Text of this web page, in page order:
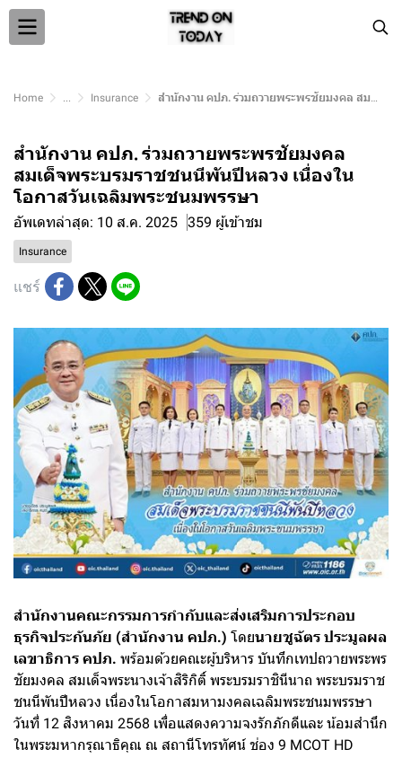
Home ... Insurance สำนักงาน คปภ. ร่วมถวายพระพรชัยมงคล สมเด็จพระบรมราชชนนีพันปีหลวง เนื่องในโอกาสวันเฉลิมพระชนมพรรษา
สำนักงาน คปภ. ร่วมถวายพระพรชัยมงคล
สมเด็จพระบรมราชชนนีพันปีหลวง เนื่องใน
โอกาสวันเฉลิมพระชนมพรรษา
อัพเดทล่าสุด: 10 ส.ค. 2025 359 ผู้เข้าชม
Insurance
แชร์
สำนักงานคณะกรรมการกำกับและส่งเสริมการประกอบ
ธุรกิจประกันภัย (สำนักงาน คปภ.) โดยนายชูฉัตร ประมูลผล
เลขาธิการ คปภ. พร้อมด้วยคณะผู้บริหาร บันทึกเทปถวายพระพร
ชัยมงคล สมเด็จพระนางเจ้าสิริกิติ์ พระบรมราชินีนาถ พระบรมราช
ชนนีพันปีหลวง เนื่องในโอกาสมหามงคลเฉลิมพระชนมพรรษา
วันที่ 12 สิงหาคม 2568 เพื่อแสดงความจงรักภักดีและ น้อมสำนึก
ในพระมหากรุณาธิคุณ ณ สถานีโทรทัศน์ ช่อง 9 MCOT HD